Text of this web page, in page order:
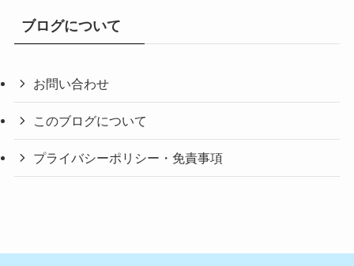
ブログについて
お問い合わせ
このブログについて
プライバシーポリシー・免責事項